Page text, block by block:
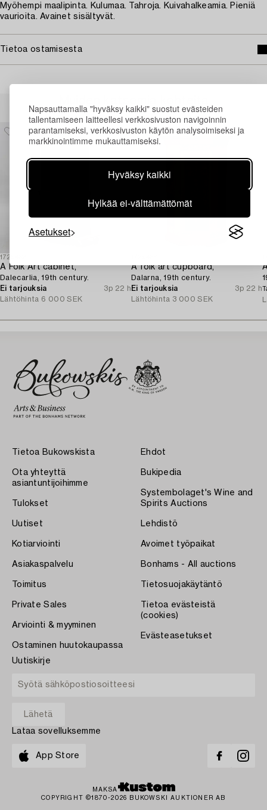
Napsauttamalla "hyväksy kaikki" suostut evästeiden
tallentamiseen laitteellesi verkkosivuston navigoinnin
parantamiseksi, verkkosivuston käytön analysoimiseksi ja
markkinointimme mukauttamiseksi.
Hyväksy kaikki
Hylkää ei-välttämättömät
Asetukset
Myöhempi maalipinta. Kulumaa. Tahroja. Kuivahalkeamia. Pieniä
vaurioita. Avainet sisältyvät.
Tietoa ostamisesta
1729432
A Folk Art cabinet,
Dalecarlia, 19th century.
Ei tarjouksia
3p 22 h
Lähtöhinta 6 000 SEK
A folk art cupboard,
Dalarna, 19th century.
Ei tarjouksia
3p 22 h
Lähtöhinta 3 000 SEK
Tietoa Bukowskista
Ota yhteyttä
asiantuntijoihimme
Tulokset
Uutiset
Kotiarviointi
Asiakaspalvelu
Toimitus
Private Sales
Arviointi & myyminen
Ostaminen huutokaupassa
Ehdot
Bukipedia
Systembolaget's Wine and
Spirits Auctions
Lehdistö
Avoimet työpaikat
Bonhams - All auctions
Tietosuojakäytäntö
Tietoa evästeistä
(cookies)
Evästeasetukset
Uutiskirje
Lataa sovelluksemme
App Store
MAKSA
COPYRIGHT ©1870-2026 BUKOWSKI AUKTIONER AB